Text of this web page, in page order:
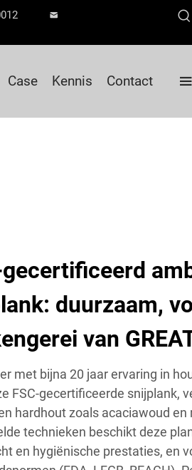
Case Kennis Contact
gecertificeerd
duurzaam,
van
met bijna 20 jaar ervaring in
FSC-gecertificeerde snijplank,
hardhout zoals acaciawoud en
technieken beschikt deze
en hygiënische prestaties, en